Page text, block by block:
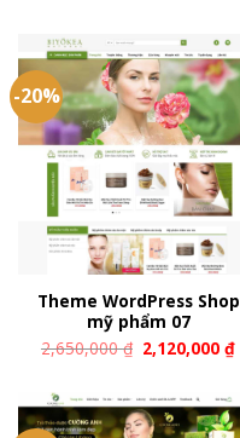
-20%
Theme WordPress Shop
mỹ phẩm 07
2,650,000₫ 2,120,000₫